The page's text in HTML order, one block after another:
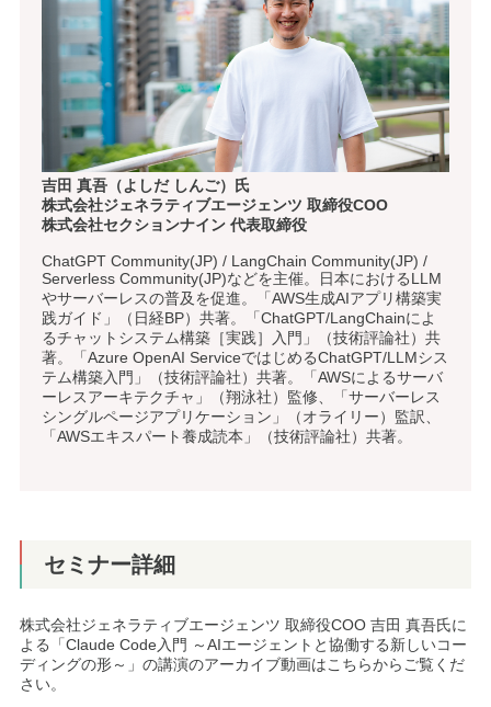
吉田 真吾（よしだ しんご）氏
株式会社ジェネラティブエージェンツ 取締役COO
株式会社セクションナイン 代表取締役
ChatGPT Community(JP) / LangChain Community(JP) /
Serverless Community(JP)などを主催。日本におけるLLM
やサーバーレスの普及を促進。「AWS生成AIアプリ構築実
践ガイド」（日経BP）共著。「ChatGPT/LangChainによ
るチャットシステム構築［実践］入門」（技術評論社）共
著。「Azure OpenAI ServiceではじめるChatGPT/LLMシス
テム構築入門」（技術評論社）共著。「AWSによるサーバ
ーレスアーキテクチャ」（翔泳社）監修、「サーバーレス
シングルページアプリケーション」（オライリー）監訳、
「AWSエキスパート養成読本」（技術評論社）共著。
セミナー詳細
株式会社ジェネラティブエージェンツ 取締役COO 吉田 真吾氏に
よる「Claude Code入門 ～AIエージェントと協働する新しいコー
ディングの形～」の講演のアーカイブ動画はこちらからご覧くだ
さい。